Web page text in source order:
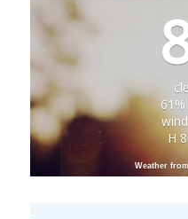
H
Weather